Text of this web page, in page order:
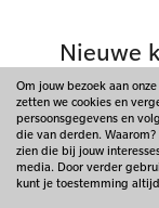
Nieuwe
50plusmobiel
Parfumado
Fitpen
Things I Like
Briters
Om jouw bezoek aan
zetten we cookies en
persoonsgegevens en
die van derden.
zien die bij jouw
media. Door verder
kunt je toestemming